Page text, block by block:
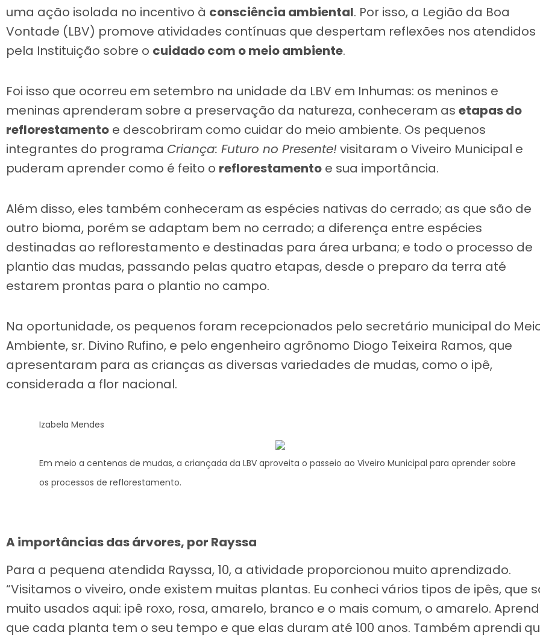
uma ação isolada no incentivo à consciência ambiental. Por isso, a Legião da Boa
Vontade (LBV) promove atividades contínuas que despertam reflexões nos atendidos
pela Instituição sobre o cuidado com o meio ambiente.
Foi isso que ocorreu em setembro na unidade da LBV em Inhumas: os meninos e
meninas aprenderam sobre a preservação da natureza, conheceram as etapas do
reflorestamento e descobriram como cuidar do meio ambiente. Os pequenos
integrantes do programa Criança: Futuro no Presente!visitaram o Viveiro Municipal e
puderam aprender como é feito o reflorestamento e sua importância.
Além disso, eles também conheceram as espécies nativas do cerrado; as que são de
outro bioma, porém se adaptam bem no cerrado; a diferença entre espécies
destinadas ao reflorestamento e destinadas para área urbana; e todo o processo de
plantio das mudas, passando pelas quatro etapas, desde o preparo da terra até
estarem prontas para o plantio no campo.
Na oportunidade, os pequenos foram recepcionados pelo secretário municipal do
Ambiente, sr. Divino Rufino, e pelo engenheiro agrônomo Diogo Teixeira Ramos, que
apresentaram para as crianças as diversas variedades de mudas, como o ipê,
considerada a flor nacional.
Izabela Mendes
Em meio a centenas de mudas, a criançada da LBV aproveita o passeio ao Viveiro Municipal para aprender sobre
os processos de reflorestamento.
A importâncias das árvores, por Rayssa
Para a pequena atendida Rayssa, 10, a atividade proporcionou muito aprendizado.
“Visitamos o viveiro, onde existem muitas plantas. Eu conheci vários tipos de ipês, que
muito usados aqui: ipê roxo, rosa, amarelo, branco e o mais comum, o amarelo.
que cada planta tem o seu tempo e que elas duram até 100 anos. Também aprendi